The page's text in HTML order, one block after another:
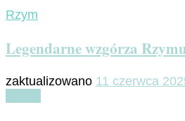
Rzym
Legendarne wzgórza
zaktualizowano 11 czerwca